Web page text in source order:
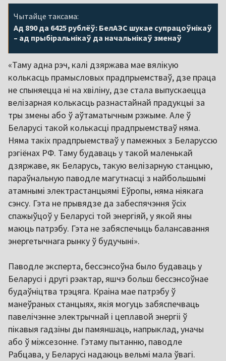
Чытайце таксама:
Ад 890 да 6425 рублёў: БелАЭС шукае супрацоўнікаў
– ад прыбіральнікаў да начальнікаў зменаў
«Таму адна рэч, калі дзяржава мае вялікую
колькасць прамысловых прадпрыемстваў, дзе праца
не спыняецца ні на хвіліну, дзе стала выпускаецца
велізарная колькасць разнастайнай прадукцыі за
тры змены або ў аўтаматычным рэжыме. Але ў
Беларусі такой колькасці прадпрыемстваў няма.
Няма такіх прадпрыемстваў у памежных з Беларуссю
рэгіёнах РФ. Таму будаваць у такой маленькай
дзяржаве, як Беларусь, такую велізарную станцыю,
параўнальную паводле магутнасці з найбольшымі
атамнымі электрастанцыямі Еўропы, няма ніякага
сэнсу. Гэта не прывядзе да забеспячэння ўсіх
спажыўцоў у Беларусі той энергіяй, у якой яны
маюць патрэбу. Гэта не забяспечыць балансавання
энергетычнага рынку ў будучыні».
Паводле эксперта, бессэнсоўна было будаваць у
Беларусі і другі рэактар, яшчэ больш бессэнсоўнае
будаўніцтва трэцяга. Краіна мае патрэбу ў
манеўраных станцыях, якія могуць забяспечваць
павелічэнне электрычнай і цеплавой энергіі ў
пікавыя гадзіны ды памяншаць, напрыклад, уначы
або ў міжсезонне. Гэтаму пытанню, паводле
Рабцава, у Беларусі надаюць вельмі мала ўвагі.